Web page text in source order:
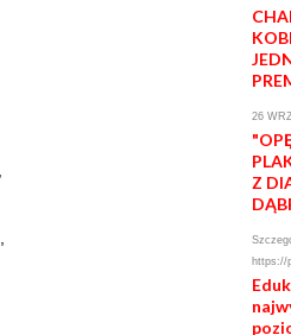
26
Z
https://